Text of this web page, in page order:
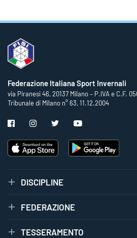
Federazione Italiana Sport Invernali
via Piranesi 46, 20137 Milano – P.IVA e C.F.
Tribunale di Milano n° 63, 11.12.2004
DISCIPLINE
FEDERAZIONE
TESSERAMENTO